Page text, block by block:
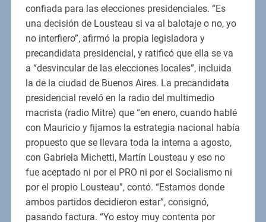
confiada para las elecciones presidenciales. “Es
una decisión de Lousteau si va al balotaje o no, yo
no interfiero”, afirmó la propia legisladora y
precandidata presidencial, y ratificó que ella se va
a “desvincular de las elecciones locales”, incluida
la de la ciudad de Buenos Aires. La precandidata
presidencial reveló en la radio del multimedio
macrista (radio Mitre) que “en enero, cuando hablé
con Mauricio y fijamos la estrategia nacional había
propuesto que se llevara toda la interna a agosto,
con Gabriela Michetti, Martín Lousteau y eso no
fue aceptado ni por el PRO ni por el Socialismo ni
por el propio Lousteau”, contó. “Estamos donde
ambos partidos decidieron estar”, consignó,
pasando factura. “Yo estoy muy contenta por